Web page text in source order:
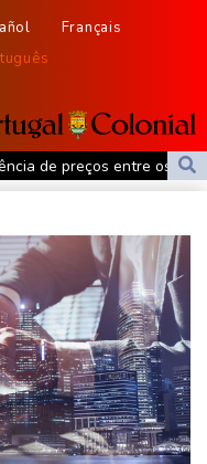
Français
de preços entre os
se tornar inavegáveis
região central da Rússia
que o futebol 'não
vivem 900 milhões de